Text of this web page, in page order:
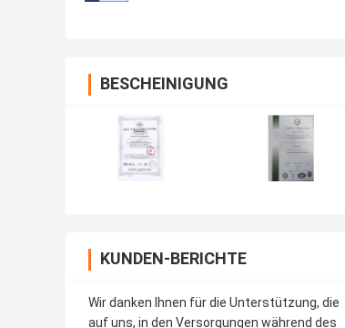
BESCHEINIGUNG
KUNDEN-BERICHTE
Wir danken Ihnen für die Unterstützung, die
auf uns, in den Versorgungen während des